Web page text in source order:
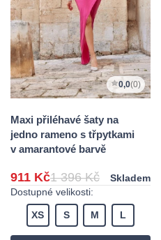
0,0(0)
Maxi přiléhavé šaty na
jedno rameno s třpytkami
v amarantové barvě
911 Kč1 396 Kč
Skladem
Dostupné velikosti:
XS S M L